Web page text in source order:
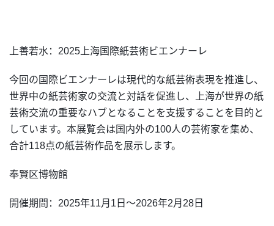
上善若水：2025上海国際紙芸術ビエンナーレ
今回の国際ビエンナーレは現代的な紙芸術表現を推進し、
世界中の紙芸術家の交流と対話を促進し、上海が世界の紙
芸術交流の重要なハブとなることを支援することを目的と
しています。本展覧会は国内外の100人の芸術家を集め、
合計118点の紙芸術作品を展示します。
奉賢区博物館
開催期間：2025年11月1日～2026年2月28日